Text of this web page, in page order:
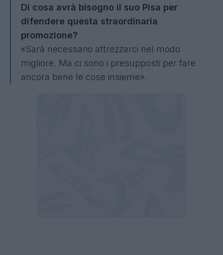
Di cosa avrà bisogno il suo Pisa per
difendere questa straordinaria
promozione?
«Sarà necessario attrezzarci nel modo
migliore. Ma ci sono i presupposti per fare
ancora bene le cose insieme».